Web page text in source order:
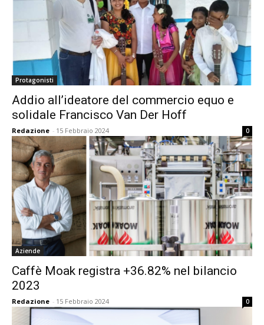
Protagonisti
Addio all’ideatore del commercio equo e
solidale Francisco Van Der Hoff
Redazione - 15 Febbraio 2024 0
Aziende
Caffè Moak registra +36.82% nel bilancio
2023
Redazione - 15 Febbraio 2024 0